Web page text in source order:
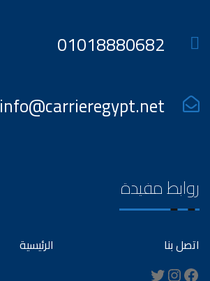
01018880682
info@carrieregypt.net
روابط مفيدة
اتصل بنا الرئيسية
Facebook
Instagram
Twitter